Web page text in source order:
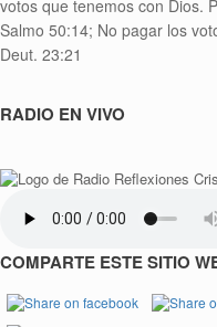
votos que tenemos con Dios.
Salmo 50:14; No pagar los
Deut. 23:21
RADIO EN VIVO
COMPARTE ESTE SITIO